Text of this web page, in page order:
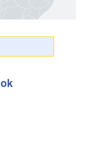
через
Bloomberg у середу,